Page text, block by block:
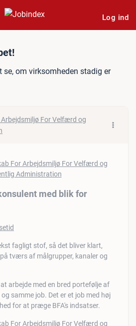
Log ind
om virksomheden stadig er
For Velfærd og
med blik for
fagligt stof, så det bliver klart,
tværs af målgrupper, kanaler og
arbejde med en bred portefølje af
samme job. Det er et job med høj
for at præge BFA's indsatser.